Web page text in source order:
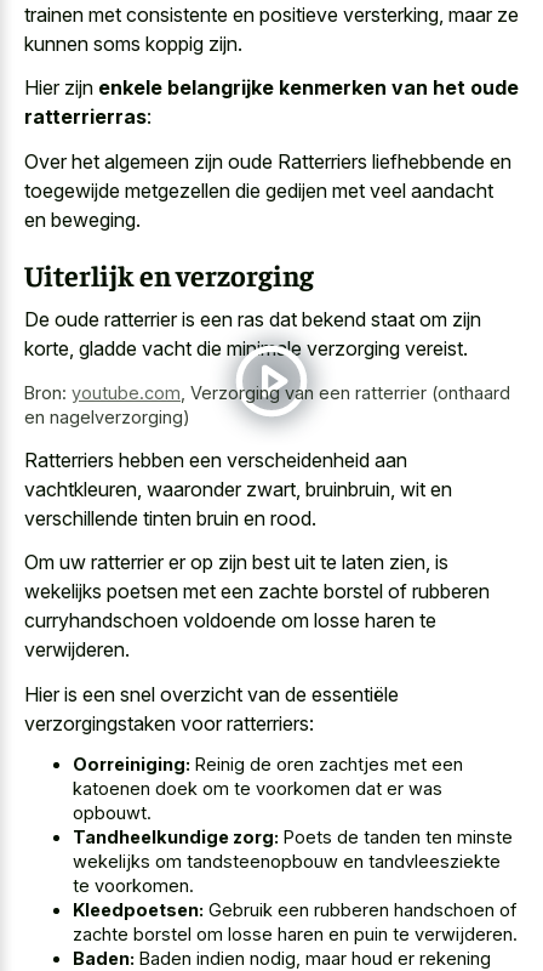
trainen met consistente en positieve versterking, maar ze
kunnen soms koppig zijn.
Hier zijn enkele belangrijke kenmerken van het oude
ratterrierras:
Over het algemeen zijn oude Ratterriers liefhebbende en
toegewijde metgezellen die gedijen met veel aandacht
en beweging.
Uiterlijk en verzorging
De oude ratterrier is een ras dat bekend staat om zijn
korte, gladde vacht die minimale verzorging vereist.
Bron: youtube.com Verzorging van een ratterrier (onthaard
en nagelverzorging)
Ratterriers hebben een verscheidenheid aan
vachtkleuren, waaronder zwart, bruinbruin, wit en
verschillende tinten bruin en rood.
Om uw ratterrier er op zijn best uit te laten zien, is
wekelijks poetsen met een zachte borstel of rubberen
curryhandschoen voldoende om losse haren te
verwijderen.
Hier is een snel overzicht van de essentiële
verzorgingstaken voor ratterriers:
Oorreiniging: Reinig de oren zachtjes met een
katoenen doek om te voorkomen dat er was
opbouwt.
Tandheelkundige zorg: Poets de tanden ten minste
wekelijks om tandsteenopbouw en tandvleesziekte
te voorkomen.
Kleedpoetsen: Gebruik een rubberen handschoen of
zachte borstel om losse haren en puin te verwijderen.
Baden: Baden indien nodig, maar houd er rekening